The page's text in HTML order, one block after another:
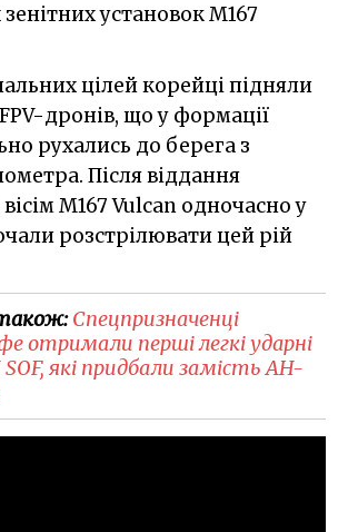
установок M167
цілей корейці підняли
дронів, що у формації
рухались до берега з
Після віддання
M167 Vulcan одночасно у
розстрілювати цей рій
Спецпризначенці
перші легкі ударні
які придбали замість AH-